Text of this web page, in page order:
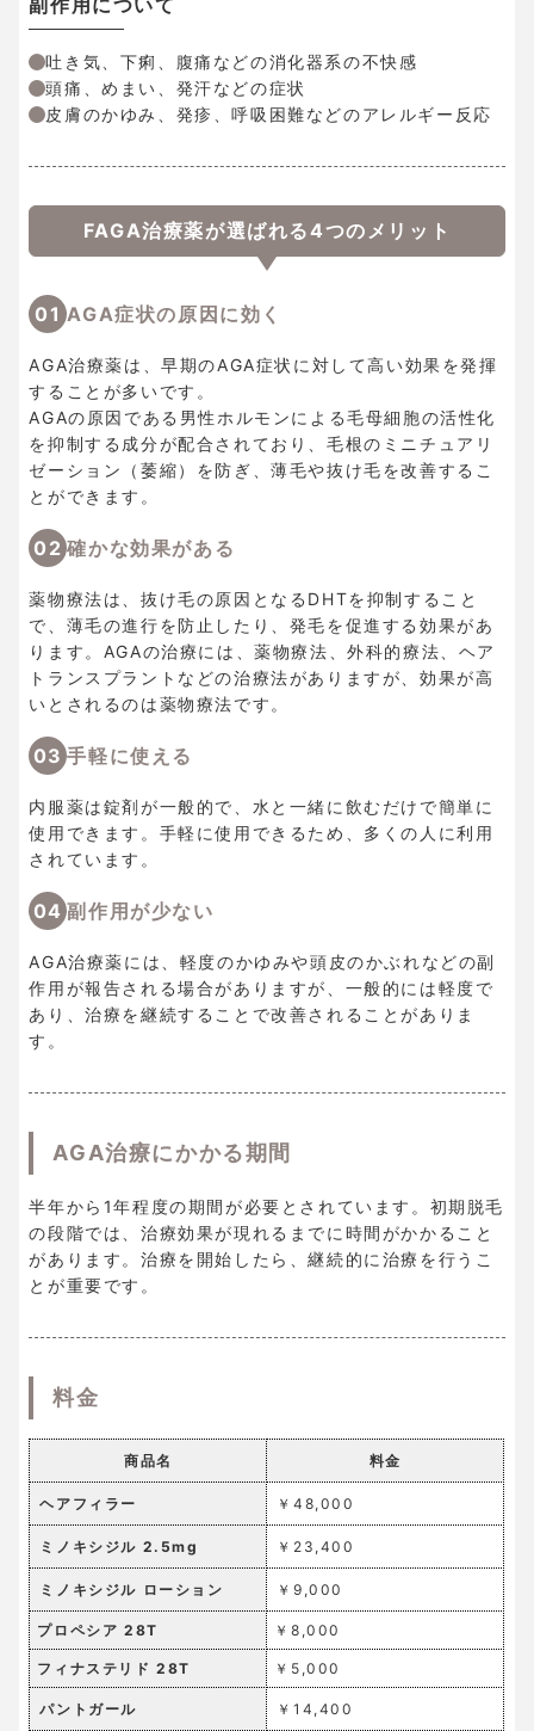
吐き気、下痢、腹痛などの消化器系の不快感
頭痛、めまい、発汗などの症状
皮膚のかゆみ、発疹、呼吸困難などのアレルギー反応
FAGA治療薬が選ばれる4つのメリット
01 AGA症状の原因に効く
AGA治療薬は、早期のAGA症状に対して高い効果を発揮
することが多いです。
AGAの原因である男性ホルモンによる毛母細胞の活性化
を抑制する成分が配合されており、毛根のミニチュアリ
ゼーション（萎縮）を防ぎ、薄毛や抜け毛を改善するこ
とができます。
02 確かな効果がある
薬物療法は、抜け毛の原因となるDHTを抑制すること
で、薄毛の進行を防止したり、発毛を促進する効果があ
ります。AGAの治療には、薬物療法、外科的療法、ヘア
トランスプラントなどの治療法がありますが、効果が高
いとされるのは薬物療法です。
03 手軽に使える
内服薬は錠剤が一般的で、水と一緒に飲むだけで簡単に
使用できます。手軽に使用できるため、多くの人に利用
されています。
04 副作用が少ない
AGA治療薬には、軽度のかゆみや頭皮のかぶれなどの副
作用が報告される場合がありますが、一般的には軽度で
あり、治療を継続することで改善されることがありま
す。
AGA治療にかかる期間
半年から1年程度の期間が必要とされています。初期脱毛
の段階では、治療効果が現れるまでに時間がかかること
があります。治療を開始したら、継続的に治療を行うこ
とが重要です。
料金
商品名 料金
ヘアフィラー ￥48,000
ミノキシジル 2.5mg ￥23,400
ミノキシジル ローション ￥9,000
プロペシア 28T ￥8,000
フィナステリド 28T ￥5,000
パントガール ￥14,400